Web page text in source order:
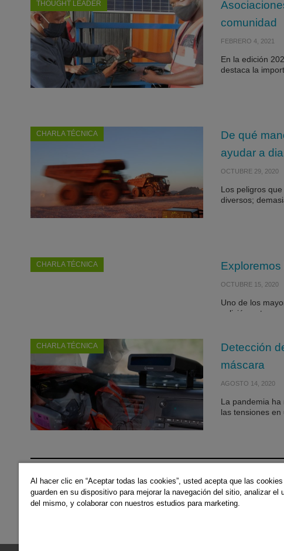
THOUGHT LEADER
comunidad
FEBRERO 4, 2021
En la edición
destaca la
CHARLA TÉCNICA
De qué
ayudar a
OCTUBRE 29, 2020
Los peligros
diversos;
CHARLA TÉCNICA
OCTUBRE 15, 2020
Uno de los
colisión entre
CHARLA TÉCNICA
Detección
máscara
AGOSTO 14, 2020
La pandemia
las tensiones
1 2 3
Al hacer clic en “Aceptar todas las cookies”, usted acepta que las
guarden en su dispositivo para mejorar la navegación del sitio, analizar el
del mismo, y colaborar con nuestros estudios para marketing.